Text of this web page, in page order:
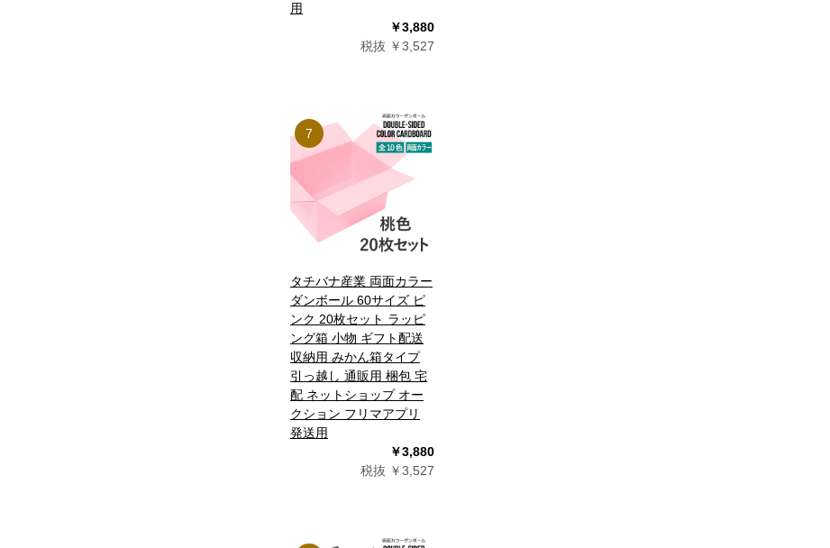
用
￥3,880
税抜 ￥3,527
7
タチバナ産業 両面カラー
ダンボール 60サイズ ピ
ンク 20枚セット ラッピ
ング箱 小物 ギフト配送
収納用 みかん箱タイプ
引っ越し 通販用 梱包 宅
配 ネットショップ オー
クション フリマアプリ
発送用
￥3,880
税抜 ￥3,527